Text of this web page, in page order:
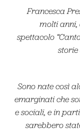
Francesca
molti anni,
spettacolo
storie
Sono nate così
emarginati che
e sociali, e in
sarebbero